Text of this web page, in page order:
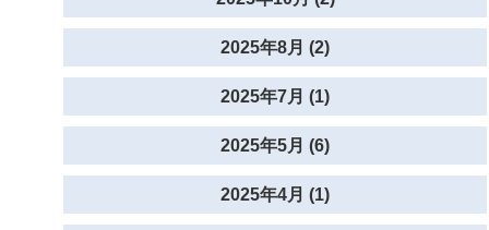
2025年8月 (2)
2025年7月 (1)
2025年5月 (6)
2025年4月 (1)